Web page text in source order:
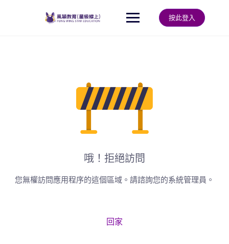
按此登入
哦！拒絕訪問
您無權訪問應用程序的這個區域。請諮詢您的系統管理員。
回家